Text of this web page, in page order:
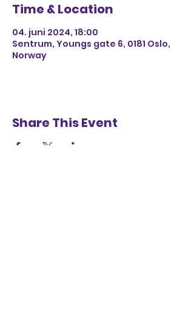
Time & Location
04. juni 2024, 18:00
Sentrum, Youngs gate 6, 0181 Oslo,
Norway
Share This Event